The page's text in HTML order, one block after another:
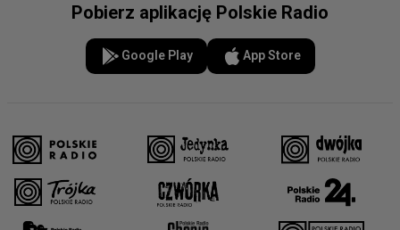
Pobierz aplikację Polskie Radio
Google Play App Store